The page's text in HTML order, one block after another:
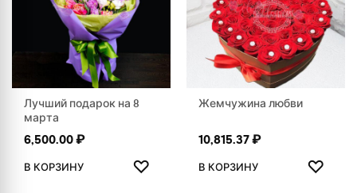
Лучший подарок на 8
марта
6,500.00₽
В КОРЗИНУ ♡
ДОБАВИТЬ В ИЗБРАННОЕ
Жемчужина любви
10,815.37₽
В КОРЗИНУ ♡